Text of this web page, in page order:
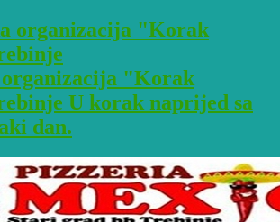
"Korak
U korak naprijed sa
dan.